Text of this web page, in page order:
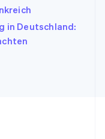
in Deutschland: